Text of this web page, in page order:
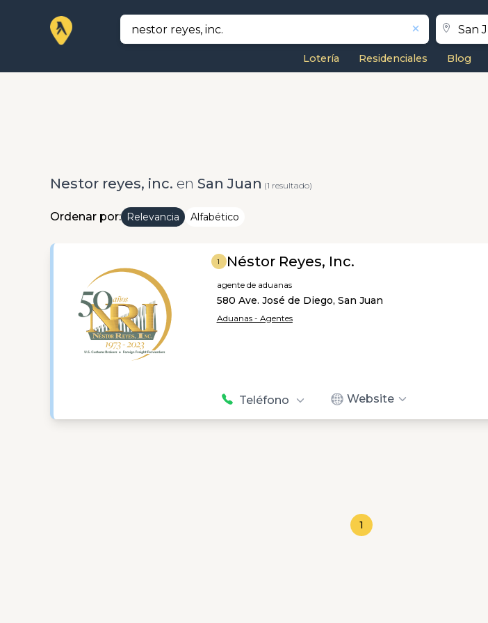
Lotería Residenciales Blog
Nestor reyes, inc. en San Juan (1 resultado)
Ordenar por: Relevancia Alfabético
1 Néstor Reyes, Inc.
agente de aduanas
580 Ave. José de Diego, San Juan
Aduanas - Agentes
Teléfono Website
1